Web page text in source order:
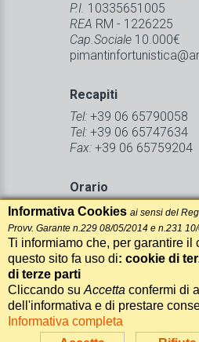
P.I. 10335651005
REA RM - 1226225
Cap.Sociale 10.000€
Recapiti
Tel: +39 06 65790058
Tel: +39 06 65747634
Fax: +39 06 65759204
Orario
Siamo aperti dal
dalle 8:30 alle 13:00 e
dalle 14:30 alle 18:00.
Informativa sui cookie
Informativa Cookies ai sensi del
Provv. Garante n.229 08/05/2014 e n.231
Ti informiamo che, per garantire il
questo sito fa uso di: cookie di
di terze parti
Cliccando su Accetta confermi di
dell'informativa e di prestare
Informativa completa